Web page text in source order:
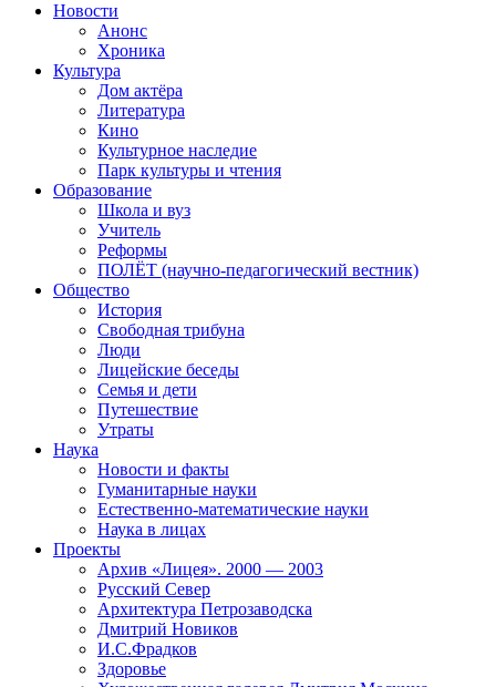
Новости
Анонс
Хроника
Культура
Дом актёра
Литература
Кино
Культурное наследие
Парк культуры и чтения
Образование
Школа и вуз
Учитель
Реформы
ПОЛЁТ (научно-педагогический вестник)
Общество
История
Свободная трибуна
Люди
Лицейские беседы
Семья и дети
Путешествие
Утраты
Наука
Новости и факты
Гуманитарные науки
Естественно-математические науки
Наука в лицах
Проекты
Архив «Лицея». 2000 — 2003
Русский Север
Архитектура Петрозаводска
Дмитрий Новиков
И.С.Фрадков
Здоровье